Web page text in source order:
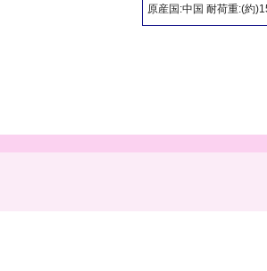
原産国:中国 耐荷重:(約